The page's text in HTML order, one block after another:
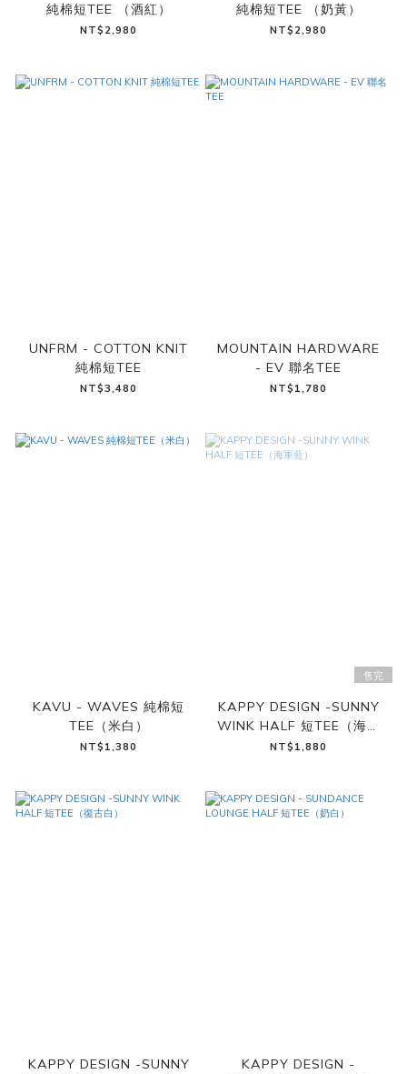
純棉短TEE （酒紅）
NT$2,980
純棉短TEE （奶黃）
NT$2,980
UNFRM - COTTON KNIT
純棉短TEE
NT$3,480
MOUNTAIN HARDWARE
- EV 聯名TEE
NT$1,780
KAVU - WAVES 純棉短
TEE（米白）
NT$1,380
售完
KAPPY DESIGN -SUNNY
WINK HALF 短TEE（海軍
藍）
NT$1,880
KAPPY DESIGN -SUNNY
KAPPY DESIGN -